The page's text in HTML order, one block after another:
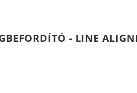
- LINE